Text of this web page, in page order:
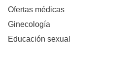
Ofertas médicas
Ginecología
Educación sexual